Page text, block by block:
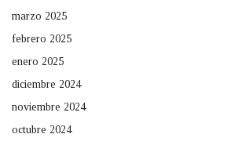
marzo 2025
febrero 2025
enero 2025
diciembre 2024
noviembre 2024
octubre 2024